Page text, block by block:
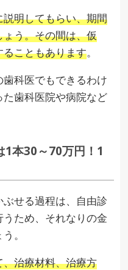
明してもらい、期間
う。その間は、仮
こともあります。
科医でもできるわけ
歯科医院や病院など
本30～70万円！1
せる過程は、自由診
ため、それなりの金
。
治療材料、治療方